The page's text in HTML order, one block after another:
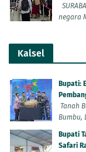
negara
Kalsel
Bupati:
Tanah
Bumbu,
Bupati
Safari